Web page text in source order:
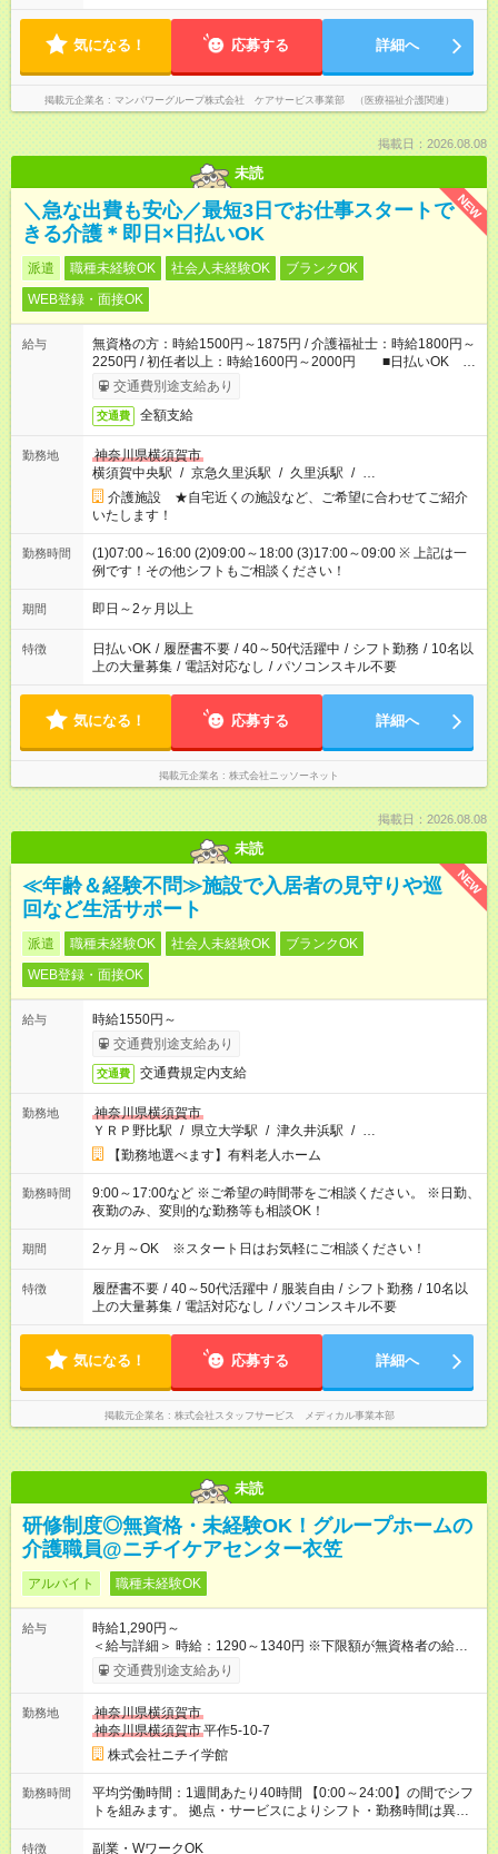
気になる！ 応募する 詳細へ
掲載元企業名 マンパワーグループ株式会社 ケアサービス事業部 （医療福祉介護関連）
掲載日：2026.08.08
未読
NEW
＼急な出費も安心／最短3日でお仕事スタートで
きる介護＊即日×日払いOK
派遣 職種未経験OK 社会人未経験OK
ブランクOK
WEB登録・面接OK
給与
無資格の方：時給1500円～1875円 / 介護福祉士：時給1800円～
2250円 / 初任者以上：時給1600円～2000円 ■日払いOK ■
日収例：1万2000円（時給1500円×8h）
交通費別途支給あり
交通費 全額支給
勤務地
神奈川県横須賀市
横須賀中央駅 / 京急久里浜駅 / 久里浜駅 / …
介護施設 ★自宅近くの施設など、ご希望に合わせてご紹介
いたします！
勤務時間
(1)07:00～16:00 (2)09:00～18:00 (3)17:00～09:00 ※ 上記は一
例です！その他シフトもご相談ください！
期間 即日～2ヶ月以上
特徴 日払いOK / 履歴書不要 / 40～50代活躍中 / シフト勤務 / 10名以
上の大量募集 / 電話対応なし / パソコンスキル不要
気になる！ 応募する 詳細へ
掲載元企業名 株式会社ニッソーネット
掲載日：2026.08.08
未読
NEW
≪年齢＆経験不問≫施設で入居者の見守りや巡
回など生活サポート
派遣 職種未経験OK 社会人未経験OK
ブランクOK
WEB登録・面接OK
給与
時給1550円～
交通費別途支給あり
交通費 交通費規定内支給
勤務地
神奈川県横須賀市
ＹＲＰ野比駅 / 県立大学駅 / 津久井浜駅 / …
【勤務地選べます】有料老人ホーム
勤務時間
9:00～17:00など ※ご希望の時間帯をご相談ください。 ※日勤、
夜勤のみ、変則的な勤務等も相談OK！
期間 2ヶ月～OK ※スタート日はお気軽にご相談ください！
特徴 履歴書不要 / 40～50代活躍中 / 服装自由 / シフト勤務 / 10名以
上の大量募集 / 電話対応なし / パソコンスキル不要
気になる！ 応募する 詳細へ
掲載元企業名 株式会社スタッフサービス メディカル事業本部
未読
研修制度◎無資格・未経験OK！グループホームの
介護職員@ニチイケアセンター衣笠
アルバイト 職種未経験OK
給与
時給1,290円～
＜給与詳細＞ 時給：1290～1340円 ※下限額が無資格者の給与
です。 【試用期間】試用期間あり 試用期間の長さ：3ヶ月 雇用
形態、給与は本採用時と同じです。
交通費別途支給あり
勤務地
神奈川県横須賀市
神奈川県横須賀市平作5-10-7
株式会社ニチイ学館
勤務時間
平均労働時間：1週間あたり40時間 【0:00～24:00】の間でシフ
トを組みます。 拠点・サービスによりシフト・勤務時間は異な
ります。 ＜シフト例＞ 早番：7:30～16:30 日勤：9:00～18:00
遅番：10:30～19:30 夜勤：16:30～翌9:30 ※上記は一例です。
特徴 副業・WワークOK